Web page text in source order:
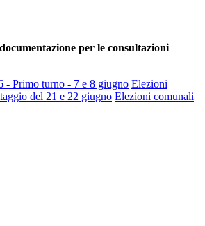
per le consultazioni
- Primo turno - 7 e 8 giugno Elezioni
del 21 e 22 giugno Elezioni comunali